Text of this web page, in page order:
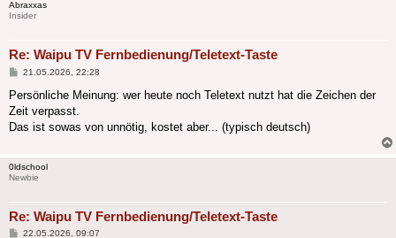
Abraxxas
Insider
Re: Waipu TV Fernbedienung/Teletext-Taste
Beitrag
21.05.2026, 22:28
Persönliche Meinung: wer heute noch Teletext nutzt hat die Zeichen der
Zeit verpasst.
Das ist sowas von unnötig, kostet aber... (typisch deutsch)
0ldschool
Newbie
Re: Waipu TV Fernbedienung/Teletext-Taste
Beitrag
22.05.2026, 09:07